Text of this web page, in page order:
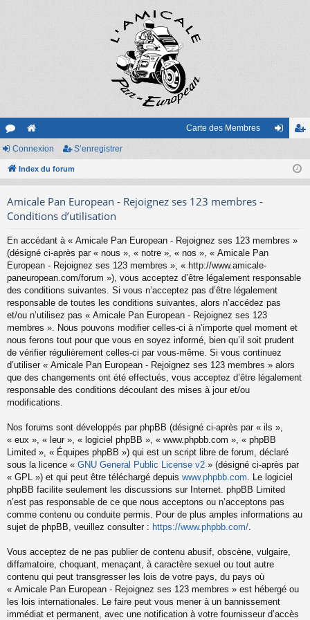
or
u
s
e
sit
Carte des Membres
nr
Connexion S’enregistrer
Index du forum
Amicale Pan European - Rejoignez ses 123 membres -
Conditions d’utilisation
En accédant à « Amicale Pan European - Rejoignez ses 123 membres »
(désigné ci-après par « nous », « notre », « nos », « Amicale Pan
European - Rejoignez ses 123 membres », « http://www.amicale-
paneuropean.com/forum »), vous acceptez d’être légalement responsable
des conditions suivantes. Si vous n’acceptez pas d’être légalement
responsable de toutes les conditions suivantes, alors n’accédez pas
et/ou n’utilisez pas « Amicale Pan European - Rejoignez ses 123
membres ». Nous pouvons modifier celles-ci à n’importe quel moment et
nous ferons tout pour que vous en soyez informé, bien qu’il soit prudent
de vérifier régulièrement celles-ci par vous-même. Si vous continuez
d’utiliser « Amicale Pan European - Rejoignez ses 123 membres » alors
que des changements ont été effectués, vous acceptez d’être légalement
responsable des conditions découlant des mises à jour et/ou
modifications.
Nos forums sont développés par phpBB (désigné ci-après par « ils »,
« eux », « leur », « logiciel phpBB », « www.phpbb.com », « phpBB
Limited », « Équipes phpBB ») qui est un script libre de forum, déclaré
sous la licence « GNU General Public License v2 » (désigné ci-après par
« GPL ») et qui peut être téléchargé depuis www.phpbb.com . Le logiciel
phpBB facilite seulement les discussions sur Internet. phpBB Limited
n’est pas responsable de ce que nous acceptons ou n’acceptons pas
comme contenu ou conduite permis. Pour de plus amples informations au
sujet de phpBB, veuillez consulter : https://www.phpbb.com/
Vous acceptez de ne pas publier de contenu abusif, obscène, vulgaire,
diffamatoire, choquant, menaçant, à caractère sexuel ou tout autre
contenu qui peut transgresser les lois de votre pays, du pays où
« Amicale Pan European - Rejoignez ses 123 membres » est hébergé ou
les lois internationales. Le faire peut vous mener à un bannissement
immédiat et permanent, avec une notification à votre fournisseur d’accès